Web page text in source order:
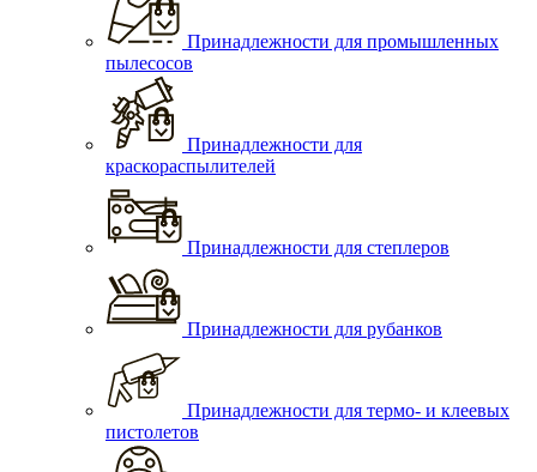
Принадлежности для промышленных
пылесосов
Принадлежности для
краскораспылителей
Принадлежности для степлеров
Принадлежности для рубанков
Принадлежности для термо- и клеевых
пистолетов